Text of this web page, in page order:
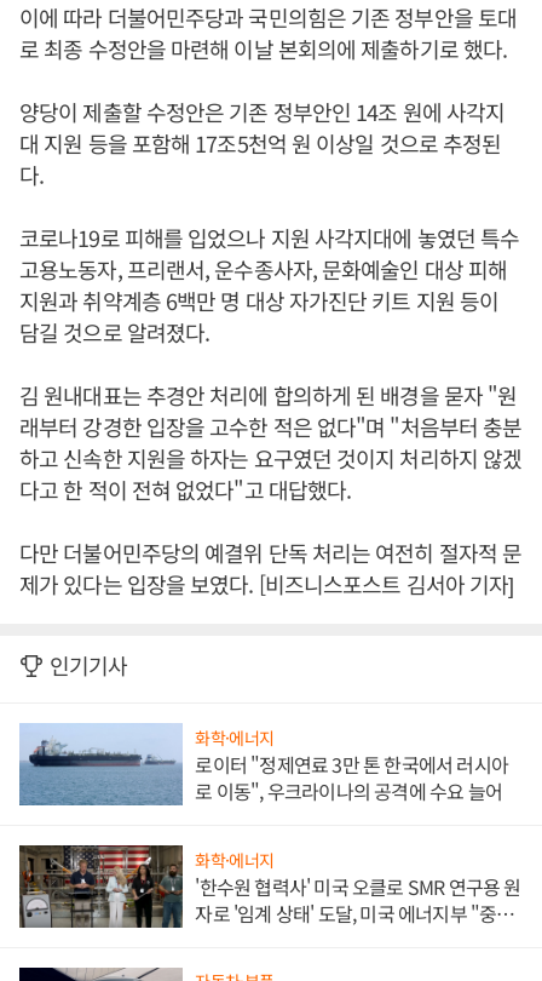
이에 따라 더불어민주당과 국민의힘은 기존 정부안을 토대
로 최종 수정안을 마련해 이날 본회의에 제출하기로 했다.
양당이 제출할 수정안은 기존 정부안인 14조 원에 사각지
대 지원 등을 포함해 17조5천억 원 이상일 것으로 추정된
다.
코로나19로 피해를 입었으나 지원 사각지대에 놓였던 특수
고용노동자, 프리랜서, 운수종사자, 문화예술인 대상 피해
지원과 취약계층 6백만 명 대상 자가진단 키트 지원 등이
담길 것으로 알려졌다.
김 원내대표는 추경안 처리에 합의하게 된 배경을 묻자 "원
래부터 강경한 입장을 고수한 적은 없다"며 "처음부터 충분
하고 신속한 지원을 하자는 요구였던 것이지 처리하지 않겠
다고 한 적이 전혀 없었다"고 대답했다.
다만 더불어민주당의 예결위 단독 처리는 여전히 절자적 문
제가 있다는 입장을 보였다. [비즈니스포스트 김서아 기자]
인기기사
화학·에너지
로이터 "정제연료 3만 톤 한국에서 러시아
로 이동", 우크라이나의 공격에 수요 늘어
화학·에너지
'한수원 협력사' 미국 오클로 SMR 연구용 원
자로 '임계 상태' 도달, 미국 에너지부 "중요